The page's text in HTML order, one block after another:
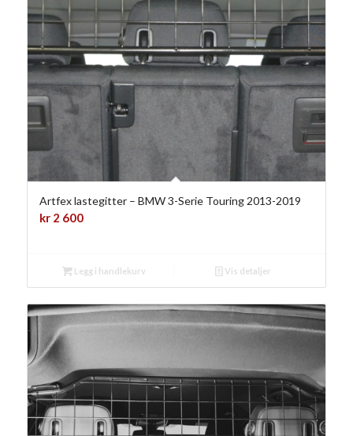
Artfex lastegitter – BMW 3-Serie Touring 2013-2019
kr2 600
Legg i handlekurv Vis detaljer